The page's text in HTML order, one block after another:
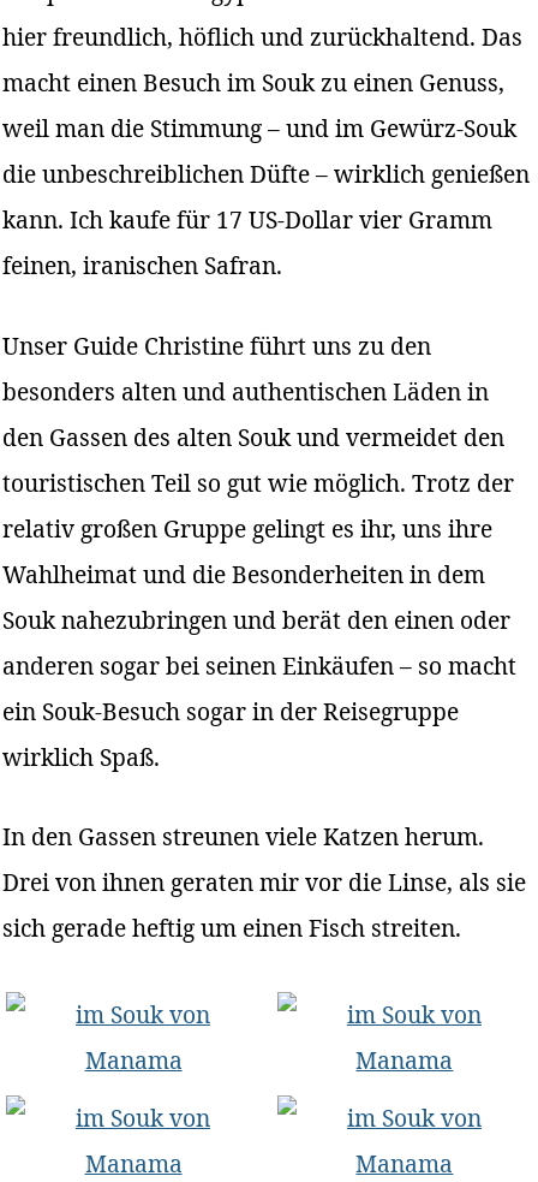
hier freundlich, höflich und zurückhaltend. Das
macht einen Besuch im Souk zu einen Genuss,
weil man die Stimmung – und im Gewürz-Souk
die unbeschreiblichen Düfte – wirklich genießen
kann. Ich kaufe für 17 US-Dollar vier Gramm
feinen, iranischen Safran.
Unser Guide Christine führt uns zu den
besonders alten und authentischen Läden in
den Gassen des alten Souk und vermeidet den
touristischen Teil so gut wie möglich. Trotz der
relativ großen Gruppe gelingt es ihr, uns ihre
Wahlheimat und die Besonderheiten in dem
Souk nahezubringen und berät den einen oder
anderen sogar bei seinen Einkäufen – so macht
ein Souk-Besuch sogar in der Reisegruppe
wirklich Spaß.
In den Gassen streunen viele Katzen herum.
Drei von ihnen geraten mir vor die Linse, als sie
sich gerade heftig um einen Fisch streiten.